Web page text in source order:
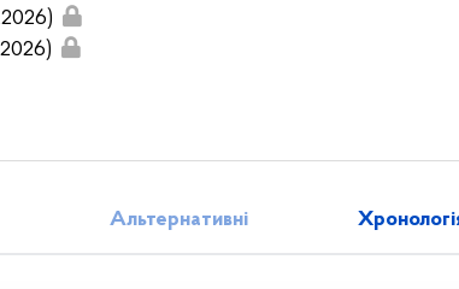
Альтернативні